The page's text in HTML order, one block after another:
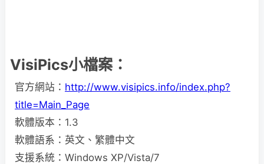
VisiPics小檔案：
官方網站： http://www.visipics.info/index.php?
title=Main_Page
軟體版本：1.3
軟體語系：英文、繁體中文
支援系統：Windows XP/Vista/7